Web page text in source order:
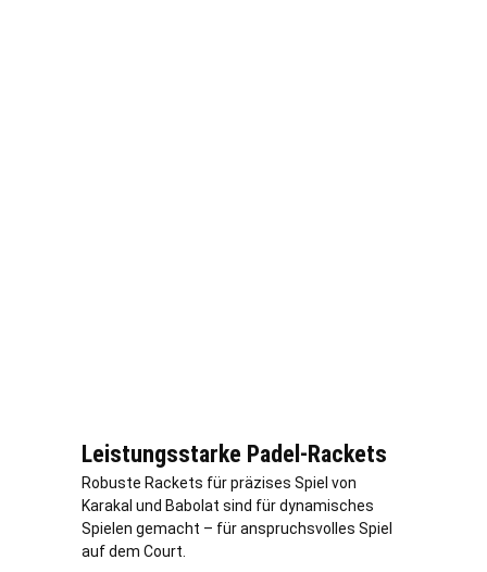
Leistungsstarke Padel-Rackets
Robuste Rackets für präzises Spiel von
Karakal und Babolat sind für dynamisches
Spielen gemacht – für anspruchsvolles Spiel
auf dem Court.